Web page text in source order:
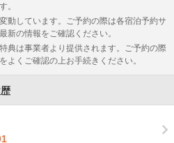
。
動しています。ご予約の際は各宿泊予約サ
新の情報をご確認ください。
典は事業者より提供されます。ご予約の際
よくご確認の上お手続きください。